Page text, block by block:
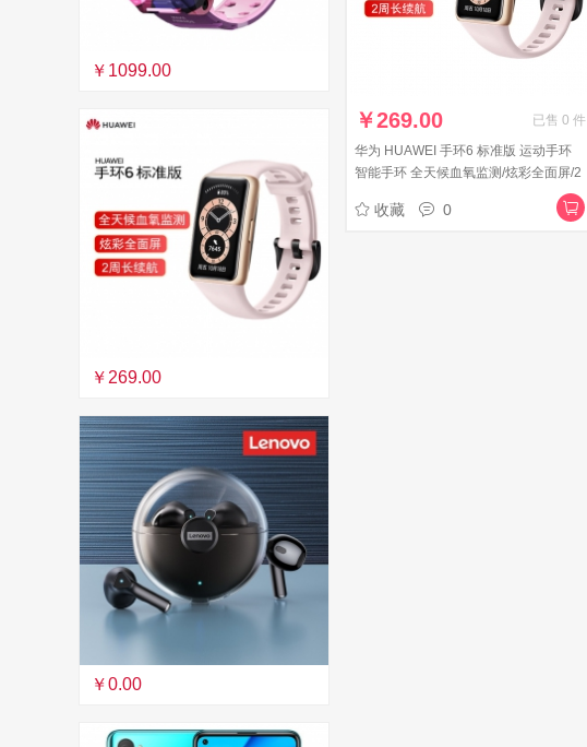
￥1099.00
￥269.00
￥0.00
￥269.00 已售 0 件
华为 HUAWEI 手环6 标准版 运动手环
智能手环 全天候血氧监测/炫彩全面屏/2
收藏 0